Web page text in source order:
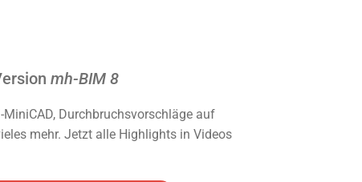
mh-BIM 8
MiniCAD, Durchbruchsvorschläge auf
mehr. Jetzt alle Highlights in Videos